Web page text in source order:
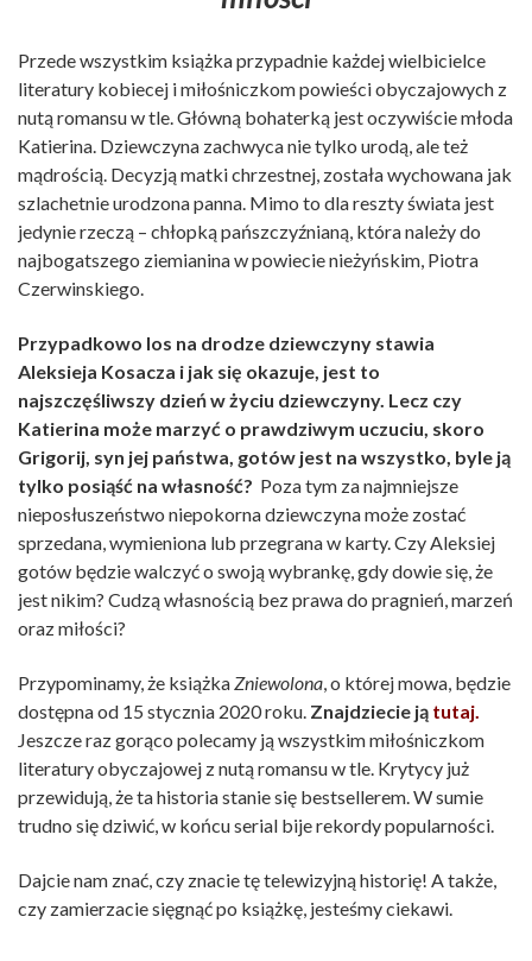
Przede wszystkim książka przypadnie każdej wielbicielce
literatury kobiecej i miłośniczkom powieści obyczajowych z
nutą romansu w tle. Główną bohaterką jest oczywiście młoda
Katierina. Dziewczyna zachwyca nie tylko urodą, ale też
mądrością. Decyzją matki chrzestnej, została wychowana jak
szlachetnie urodzona panna. Mimo to dla reszty świata jest
jedynie rzeczą – chłopką pańszczyźnianą, która należy do
najbogatszego ziemianina w powiecie nieżyńskim, Piotra
Czerwinskiego.
Przypadkowo los na drodze dziewczyny stawia
Aleksieja Kosacza i jak się okazuje, jest to
najszczęśliwszy dzień w życiu dziewczyny. Lecz czy
Katierina może marzyć o prawdziwym uczuciu, skoro
Grigorij, syn jej państwa, gotów jest na wszystko, byle ją
tylko posiąść na własność? Poza tym za najmniejsze
nieposłuszeństwo niepokorna dziewczyna może zostać
sprzedana, wymieniona lub przegrana w karty. Czy Aleksiej
gotów będzie walczyć o swoją wybrankę, gdy dowie się, że
jest nikim? Cudzą własnością bez prawa do pragnień, marzeń
oraz miłości?
Przypominamy, że książkaZniewolona, o której mowa, będzie
dostępna od 15 stycznia 2020 roku. Znajdziecie ją tutaj.
Jeszcze raz gorąco polecamy ją wszystkim miłośniczkom
literatury obyczajowej z nutą romansu w tle. Krytycy już
przewidują, że ta historia stanie się bestsellerem. W sumie
trudno się dziwić, w końcu serial bije rekordy popularności.
Dajcie nam znać, czy znacie tę telewizyjną historię! A także,
czy zamierzacie sięgnąć po książkę, jesteśmy ciekawi.